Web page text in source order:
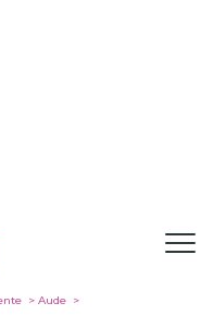
Aude